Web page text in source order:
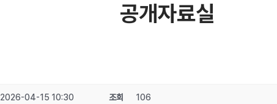
공개자료실
2026-04-15 10:30 조회 106